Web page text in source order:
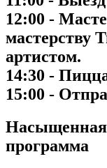
12:00 -
мастерству
артистом.
14:30 -
15:00 -
Насыщенная
программа